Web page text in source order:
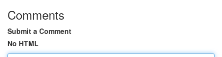
Comments
Submit a Comment
No HTML